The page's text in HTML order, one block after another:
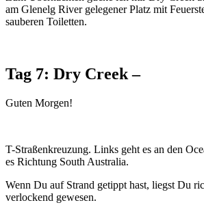
am Glenelg River gelegener Platz mit
sauberen Toiletten.
Tag 7: Dry Creek –
Guten Morgen!
T-Straßenkreuzung. Links geht es an den
es Richtung South Australia.
Wenn Du auf Strand getippt hast, liegst Du
verlockend gewesen.